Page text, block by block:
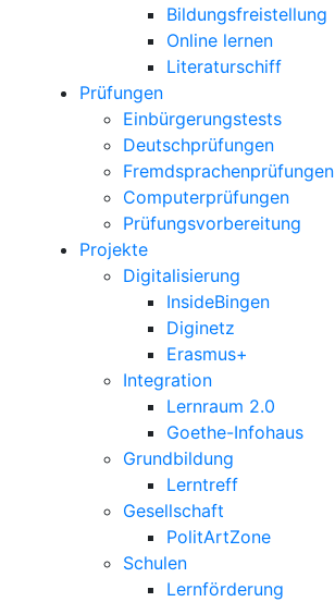
Bildungsfreistellung
Online lernen
Literaturschiff
Prüfungen
Einbürgerungstests
Deutschprüfungen
Fremdsprachenprüfungen
Computerprüfungen
Prüfungsvorbereitung
Projekte
Digitalisierung
InsideBingen
Diginetz
Erasmus+
Integration
Lernraum 2.0
Goethe-Infohaus
Grundbildung
Lerntreff
Gesellschaft
PolitArtZone
Schulen
Lernförderung